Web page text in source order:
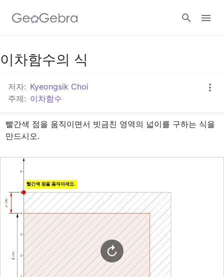
구글 클래스룸
지오지브라 클래스룸
로그인
이차함수의 식
저자: Kyeongsik Choi
주제: 이차함수
빨간색 점을 움직이면서 빗금친 영역의 넓이를 구하는 식을
만드시오.